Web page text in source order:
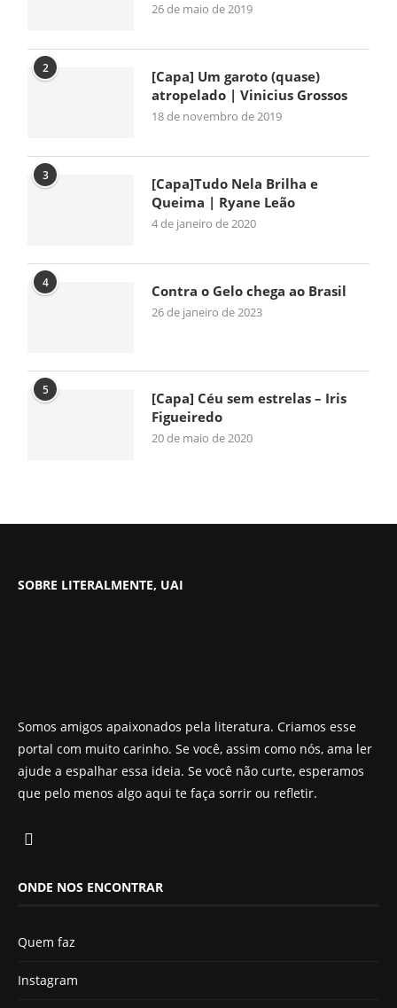
26 de maio de 2019
2
[Capa] Um garoto (quase)
atropelado | Vinicius Grossos
18 de novembro de 2019
3
[Capa]Tudo Nela Brilha e
Queima | Ryane Leão
4 de janeiro de 2020
4 Contra o Gelo chega ao Brasil
26 de janeiro de 2023
5
[Capa] Céu sem estrelas – Iris
Figueiredo
20 de maio de 2020
SOBRE LITERALMENTE, UAI
Somos amigos apaixonados pela literatura. Criamos esse
portal com muito carinho. Se você, assim como nós, ama ler
ajude a espalhar essa ideia. Se você não curte, esperamos
que pelo menos algo aqui te faça sorrir ou refletir.
ONDE NOS ENCONTRAR
Quem faz
Instagram